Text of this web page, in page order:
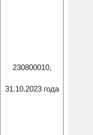
230800010,
31.10.2023 года